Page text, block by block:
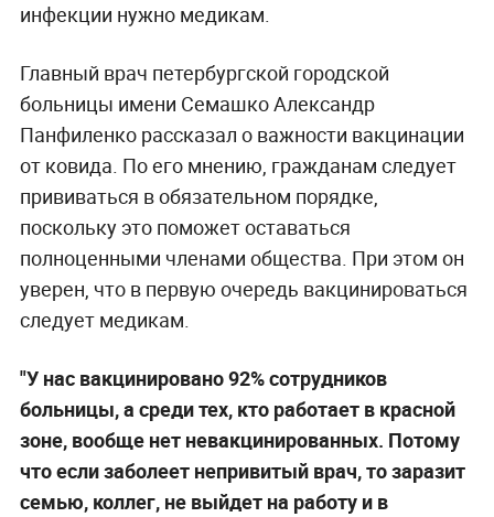
инфекции нужно медикам.
Главный врач петербургской городской
больницы имени Семашко Александр
Панфиленко рассказал о важности вакцинации
от ковида. По его мнению, гражданам следует
прививаться в обязательном порядке,
поскольку это поможет оставаться
полноценными членами общества. При этом он
уверен, что в первую очередь вакцинироваться
следует медикам.
"У нас вакцинировано 92% сотрудников
больницы, а среди тех, кто работает в красной
зоне, вообще нет невакцинированных. Потому
что если заболеет непривитый врач, то заразит
семью, коллег, не выйдет на работу и в